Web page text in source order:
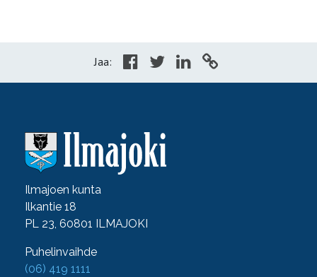
Jaa:
Ilmajoen kunta
Ilkantie 18
PL 23, 60801 ILMAJOKI
Puhelinvaihde
(06) 419 1111